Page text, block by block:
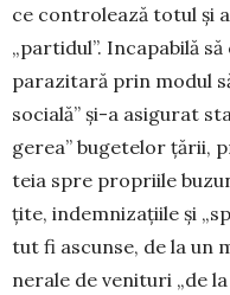
ce controlează totul și
„partidul”. Incapabilă
parazitară prin modul
socială” și-a asigurat
gerea” bugetelor țării,
teia spre propriile
țite, indemnizațiile și
tut fi ascunse, de la
ne­rale de venituri „de